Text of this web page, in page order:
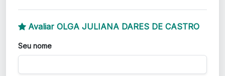
Avaliar OLGA JULIANA DARES DE CASTRO
Seu nome